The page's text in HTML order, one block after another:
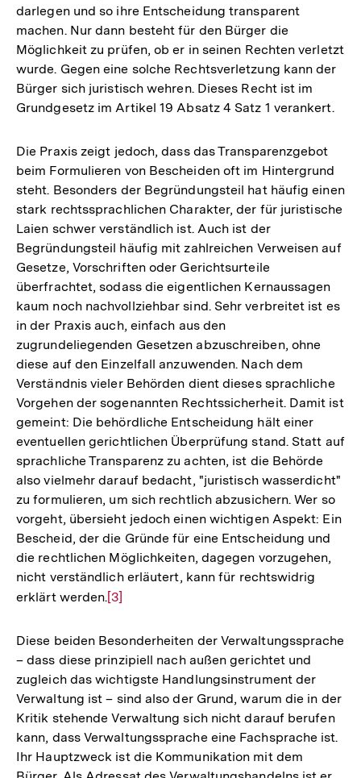
darlegen und so ihre Entscheidung transparent
machen. Nur dann besteht für den Bürger die
Möglichkeit zu prüfen, ob er in seinen Rechten verletzt
wurde. Gegen eine solche Rechtsverletzung kann der
Bürger sich juristisch wehren. Dieses Recht ist im
Grundgesetz im Artikel 19 Absatz 4 Satz 1 verankert.
Die Praxis zeigt jedoch, dass das Transparenzgebot
beim Formulieren von Bescheiden oft im Hintergrund
steht. Besonders der Begründungsteil hat häufig einen
stark rechtssprachlichen Charakter, der für juristische
Laien schwer verständlich ist. Auch ist der
Begründungsteil häufig mit zahlreichen Verweisen auf
Gesetze, Vorschriften oder Gerichtsurteile
überfrachtet, sodass die eigentlichen Kernaussagen
kaum noch nachvollziehbar sind. Sehr verbreitet ist es
in der Praxis auch, einfach aus den
zugrundeliegenden Gesetzen abzuschreiben, ohne
diese auf den Einzelfall anzuwenden. Nach dem
Verständnis vieler Behörden dient dieses sprachliche
Vorgehen der sogenannten Rechtssicherheit. Damit ist
gemeint: Die behördliche Entscheidung hält einer
eventuellen gerichtlichen Überprüfung stand. Statt auf
sprachliche Transparenz zu achten, ist die Behörde
also vielmehr darauf bedacht, "juristisch wasserdicht"
zu formulieren, um sich rechtlich abzusichern. Wer so
vorgeht, übersieht jedoch einen wichtigen Aspekt: Ein
Bescheid, der die Gründe für eine Entscheidung und
die rechtlichen Möglichkeiten, dagegen vorzugehen,
nicht verständlich erläutert, kann für rechtswidrig
erklärt werden.Zur
der
Fußnote
[3]
Diese beiden Besonderheiten der Verwaltungssprache
– dass diese prinzipiell nach außen gerichtet und
zugleich das wichtigste Handlungsinstrument der
Verwaltung ist – sind also der Grund, warum die in der
Kritik stehende Verwaltung sich nicht darauf berufen
kann, dass Verwaltungssprache eine Fachsprache ist.
Ihr Hauptzweck ist die Kommunikation mit dem